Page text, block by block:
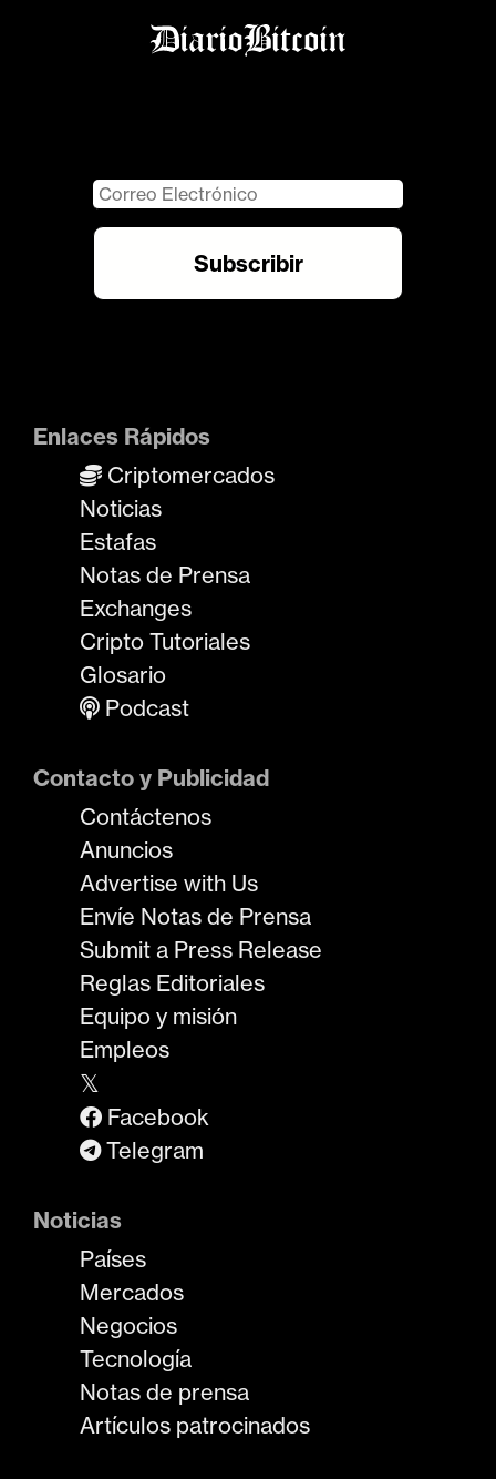
Enlaces Rápidos
Criptomercados
Noticias
Estafas
Notas de Prensa
Exchanges
Cripto Tutoriales
Glosario
Podcast
Contacto y Publicidad
Contáctenos
Anuncios
Advertise with Us
Envíe Notas de Prensa
Submit a Press Release
Reglas Editoriales
Equipo y misión
Empleos
𝕏
Facebook
Telegram
Noticias
Países
Mercados
Negocios
Tecnología
Notas de prensa
Artículos patrocinados